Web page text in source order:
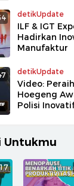
detikUpdate
ILF & IGT
Hadirkan
Manufaktur
detikUpdate
Video:
Hoegeng
Polisi
Untukmu